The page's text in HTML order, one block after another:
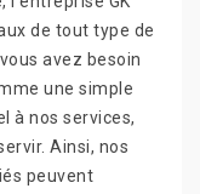
de tout type de
avez besoin
une simple
à nos services,
Ainsi, nos
peuvent